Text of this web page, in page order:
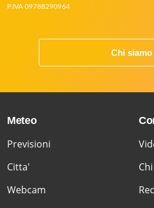
P.IVA 09788290964
Chi siamo
Meteo
Previsioni
Citta'
Webcam